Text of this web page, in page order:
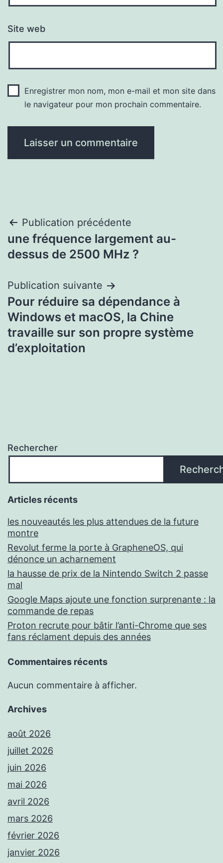
Site web
Enregistrer mon nom, mon e-mail et mon site dans
le navigateur pour mon prochain commentaire.
Navigation
de
Publication précédente
une fréquence largement au-
dessus de 2500 MHz ?
Publication suivante
Pour réduire sa dépendance à
Windows et macOS, la Chine
travaille sur son propre système
d’exploitation
Rechercher
Articles récents
les nouveautés les plus attendues de la future
montre
Revolut ferme la porte à GrapheneOS, qui
dénonce un acharnement
la hausse de prix de la Nintendo Switch 2 passe
mal
Google Maps ajoute une fonction surprenante : la
commande de repas
Proton recrute pour bâtir l’anti-Chrome que ses
fans réclament depuis des années
Commentaires récents
Aucun commentaire à afficher.
Archives
août 2026
juillet 2026
juin 2026
mai 2026
avril 2026
mars 2026
février 2026
janvier 2026